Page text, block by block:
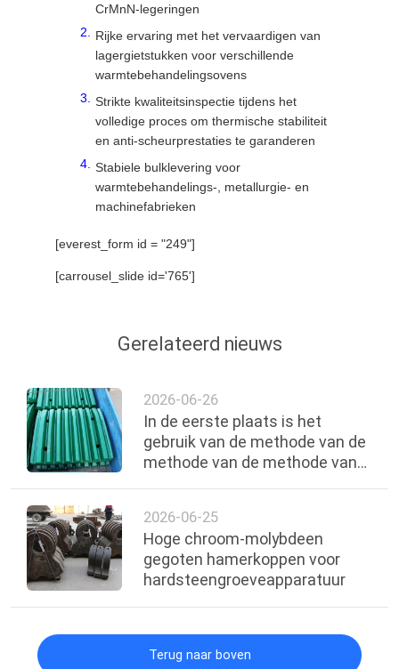
CrMnN-legeringen
Rijke ervaring met het vervaardigen van
lagergietstukken voor verschillende
warmtebehandelingsovens
Strikte kwaliteitsinspectie tijdens het
volledige proces om thermische stabiliteit
en anti-scheurprestaties te garanderen
Stabiele bulklevering voor
warmtebehandelings-, metallurgie- en
machinefabrieken
[everest_form id = "249"]
[carrousel_slide id='765']
Gerelateerd nieuws
2026-06-26
In de eerste plaats is het
gebruik van de methode van de
methode van de methode van
methode van de methode van
de methode van de methode
van de methode van de
methode van de methode van
de methode van de methode
2026-06-25
Hoge chroom-molybdeen
gegoten hamerkoppen voor
hardsteengroeveapparatuur
Terug naar boven